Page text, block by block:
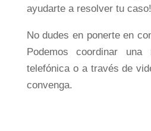
ayudarte a resolver tu caso!
No dudes en ponerte en
Podemos coordinar una
telefónica o a través de
convenga.